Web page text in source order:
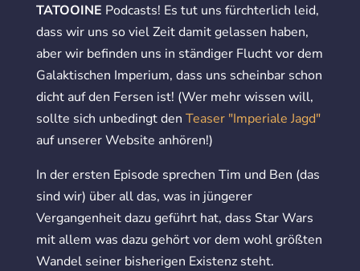
TATOOINE Podcasts! Es tut uns fürchterlich leid,
dass wir uns so viel Zeit damit gelassen haben,
aber wir befinden uns in ständiger Flucht vor dem
Galaktischen Imperium, dass uns scheinbar schon
dicht auf den Fersen ist! (Wer mehr wissen will,
sollte sich unbedingt den Teaser "Imperiale Jagd"
auf unserer Website anhören!)
In der ersten Episode sprechen Tim und Ben (das
sind wir) über all das, was in jüngerer
Vergangenheit dazu geführt hat, dass Star Wars
mit allem was dazu gehört vor dem wohl größten
Wandel seiner bisherigen Existenz steht.